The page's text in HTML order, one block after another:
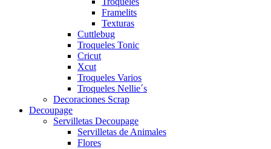
Framelits
Texturas
Cuttlebug
Troqueles Tonic
Cricut
Xcut
Troqueles Varios
Troqueles Nellie´s
Decoraciones Scrap
Decoupage
Servilletas Decoupage
Servilletas de Animales
Flores